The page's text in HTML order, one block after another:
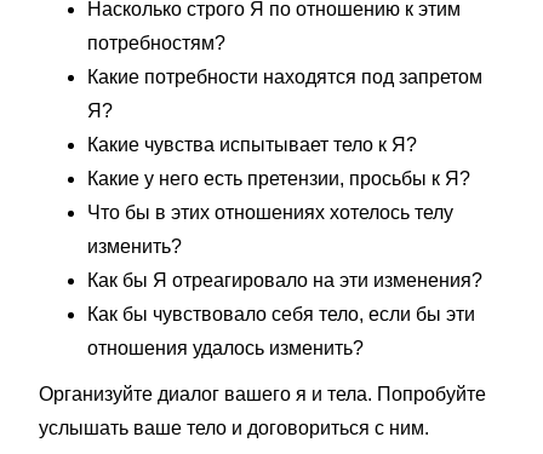
Насколько строго Я по отношению к этим
потребностям?
Какие потребности находятся под запретом
Я?
Какие чувства испытывает тело к Я?
Какие у него есть претензии, просьбы к Я?
Что бы в этих отношениях хотелось телу
изменить?
Как бы Я отреагировало на эти изменения?
Как бы чувствовало себя тело, если бы эти
отношения удалось изменить?
Организуйте диалог вашего я и тела. Попробуйте
услышать ваше тело и договориться с ним.